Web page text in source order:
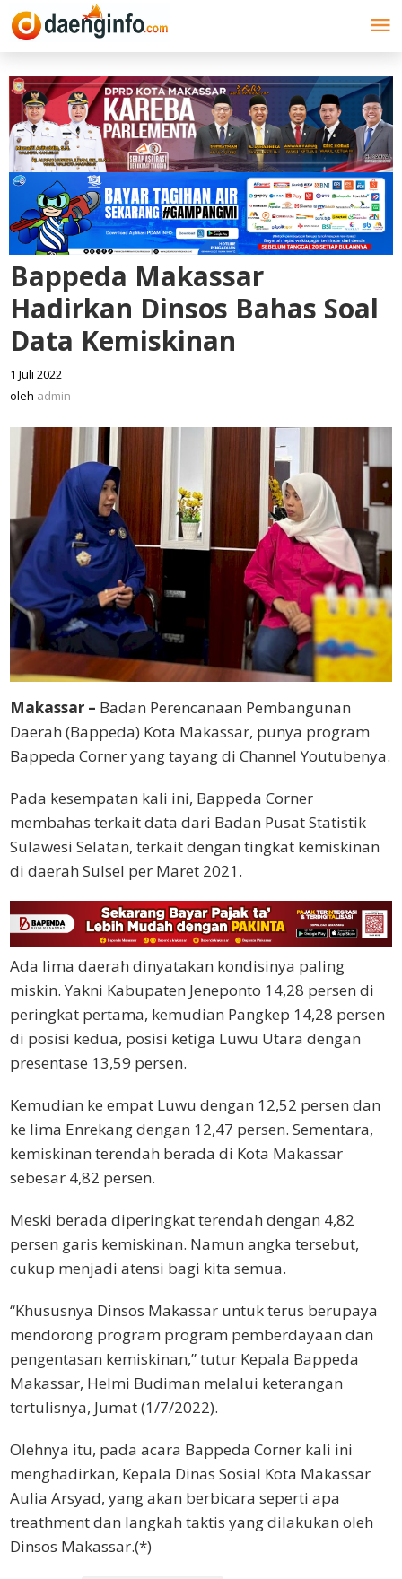
Lewati
ke
Bappeda Makassar
Hadirkan Dinsos Bahas Soal
Data Kemiskinan
1 Juli 2022
oleh admin
Makassar – Badan Perencanaan Pembangunan
Daerah (Bappeda) Kota Makassar, punya program
Bappeda Corner yang tayang di Channel Youtubenya.
Pada kesempatan kali ini, Bappeda Corner
membahas terkait data dari Badan Pusat Statistik
Sulawesi Selatan, terkait dengan tingkat kemiskinan
di daerah Sulsel per Maret 2021.
Ada lima daerah dinyatakan kondisinya paling
miskin. Yakni Kabupaten Jeneponto 14,28 persen di
peringkat pertama, kemudian Pangkep 14,28 persen
di posisi kedua, posisi ketiga Luwu Utara dengan
presentase 13,59 persen.
Kemudian ke empat Luwu dengan 12,52 persen dan
ke lima Enrekang dengan 12,47 persen. Sementara,
kemiskinan terendah berada di Kota Makassar
sebesar 4,82 persen.
Meski berada diperingkat terendah dengan 4,82
persen garis kemiskinan. Namun angka tersebut,
cukup menjadi atensi bagi kita semua.
“Khususnya Dinsos Makassar untuk terus berupaya
mendorong program program pemberdayaan dan
pengentasan kemiskinan,” tutur Kepala Bappeda
Makassar, Helmi Budiman melalui keterangan
tertulisnya, Jumat (1/7/2022).
Olehnya itu, pada acara Bappeda Corner kali ini
menghadirkan, Kepala Dinas Sosial Kota Makassar
Aulia Arsyad, yang akan berbicara seperti apa
treathment dan langkah taktis yang dilakukan oleh
Dinsos Makassar.(*)